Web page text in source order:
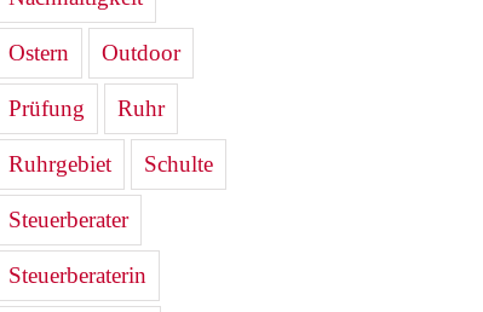
Ostern Outdoor
Prüfung Ruhr
Ruhrgebiet Schulte
Steuerberater
Steuerberaterin